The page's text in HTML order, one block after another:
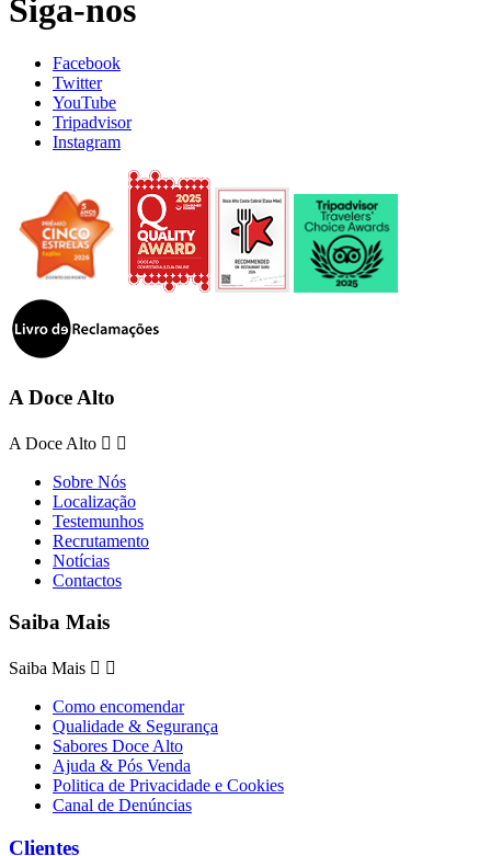
Siga-nos
Facebook
Twitter
YouTube
Tripadvisor
Instagram
A Doce Alto
A Doce Alto  
Sobre Nós
Localização
Testemunhos
Recrutamento
Notícias
Contactos
Saiba Mais
Saiba Mais  
Como encomendar
Qualidade & Segurança
Sabores Doce Alto
Ajuda & Pós Venda
Politica de Privacidade e Cookies
Canal de Denúncias
Clientes